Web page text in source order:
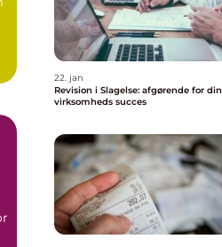
22. jan
Revision i Slagelse: afgørende for din
virksomheds succes